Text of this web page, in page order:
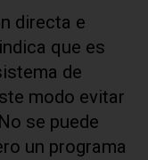
directa e
que es
de
modo evitar
se puede
un programa